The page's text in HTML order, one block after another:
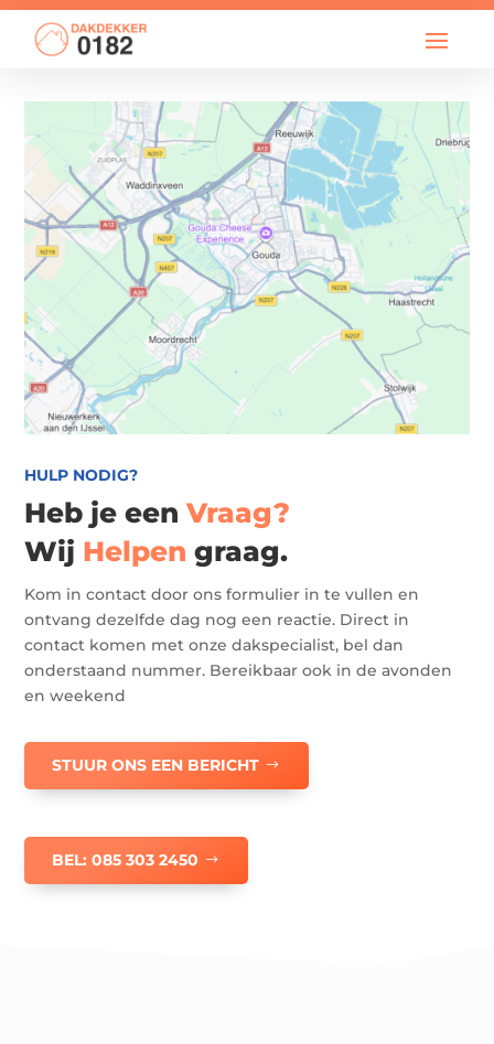

HULP NODIG?
Heb je eenVraag?
Wij Helpen graag.
Kom in contact door ons formulier in te vullen en
ontvang dezelfde dag nog een reactie. Direct in
contact komen met onze dakspecialist, bel dan
onderstaand nummer. Bereikbaar ook in de avonden
en weekend
STUUR ONS EEN BERICHT
BEL: 085 303 2450